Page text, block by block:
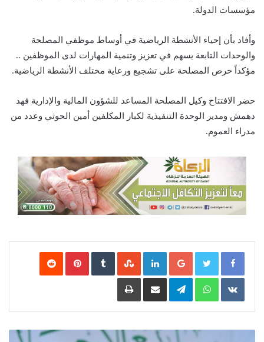
مؤسسات الدولة.
وأفاد بأن إحياء الأنشطة الرياضية في أوساط موظفي المصلحة
والوحدات التابعة يسهم في تعزيز وتنمية المهارات لدى الموظفين ..
مؤكداً حرص المصلحة على تشجيع ورعاية مختلف الأنشطة الرياضية.
حضر الافتتاح وكيل المصلحة المساعد للشؤون المالية والإدارية فهد
دهمش ومدير الوحدة التنفيذية لكبار المكلفين أمين الحوثي وعدد من
مدراء العموم.
Google+
LinkedIn
‏StumbleUpon
‏VKontakte
WhatsApp
Telegram مشاركة عبر البريد طباعة